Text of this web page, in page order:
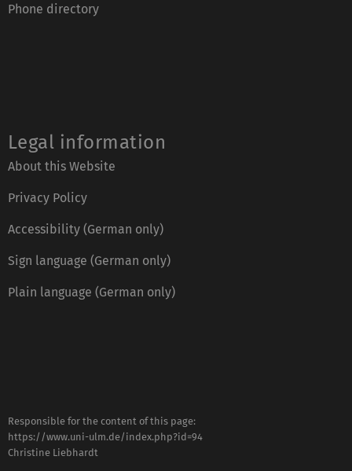
Phone directory
Legal information
About this Website
Privacy Policy
Accessibility (German only)
Sign language (German only)
Plain language (German only)
Responsible for the content of this page:
https://www.uni-ulm.de/index.php?id=94
Christine Liebhardt